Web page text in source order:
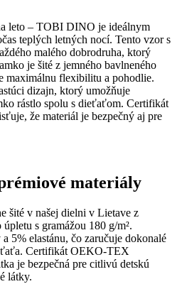
leto – TOBI DINO je ideálnym
teplých letných nocí. Tento vzor s
malého dobrodruha, ktorý
je šité z jemného bavlneného
maximálnu flexibilitu a pohodlie.
dizajn, ktorý umožňuje
rástlo spolu s dieťaťom. Certifikát
že materiál je bezpečný aj pre
materiály
šité v našej dielni v Lietave z
s gramážou 180 g/m².
5% elastánu, čo zaručuje dokonalé
Certifikát OEKO-TEX
je bezpečná pre citlivú detskú
látky.